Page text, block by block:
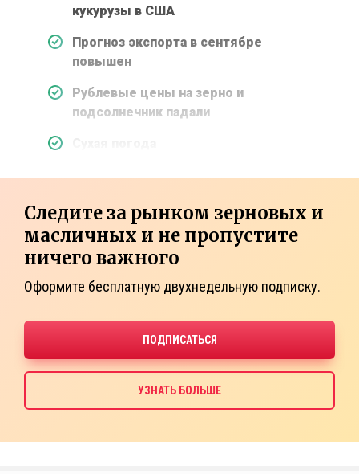
кукурузы в США
Прогноз экспорта в сентябре
повышен
Рублевые цены на зерно и
подсолнечник падали
Следите за рынком зерновых и
масличных и не пропустите
ничего важного
Оформите бесплатную двухнедельную подписку.